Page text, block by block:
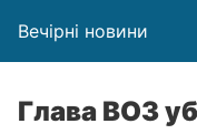
Вечірні новини
Глава ВОЗ